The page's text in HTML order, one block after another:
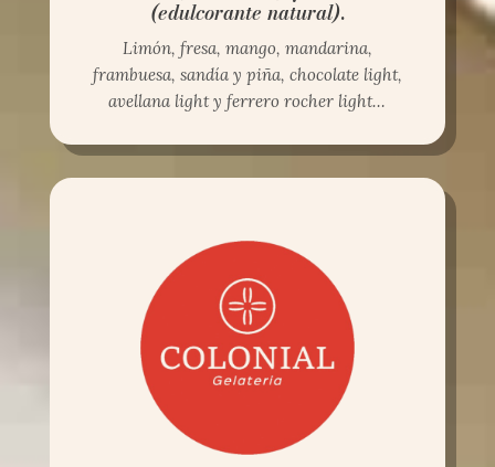
(edulcorante natural).
Limón, fresa, mango, mandarina,
frambuesa, sandía y piña, chocolate light,
avellana light y ferrero rocher light…